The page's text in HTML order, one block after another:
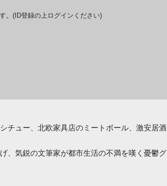
。(ID登録の上ログインください)
チュー、北欧家具店のミートボール、激安居酒
、気鋭の文筆家が都市生活の不満を嘆く憂鬱グ